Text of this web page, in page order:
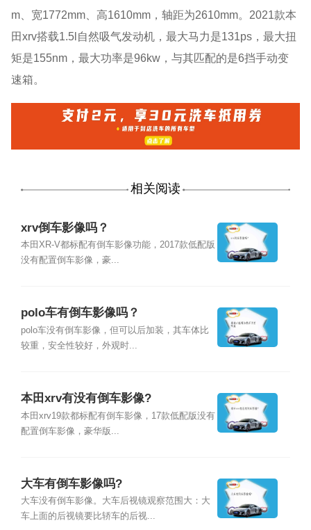
m、宽1772mm、高1610mm，轴距为2610mm。2021款本
田xrv搭载1.5l自然吸气发动机，最大马力是131ps，最大扭
矩是155nm，最大功率是96kw，与其匹配的是6挡手动变
速箱。
相关阅读
xrv倒车影像吗？
本田XR-V都标配有倒车影像功能，2017款低配版
没有配置倒车影像，豪...
polo车有倒车影像吗？
polo车没有倒车影像，但可以后加装，其车体比
较重，安全性较好，外观时...
本田xrv有没有倒车影像?
本田xrv19款都标配有倒车影像，17款低配版没有
配置倒车影像，豪华版...
大车有倒车影像吗?
大车没有倒车影像。大车后视镜观察范围大：大
车上面的后视镜要比轿车的后视...